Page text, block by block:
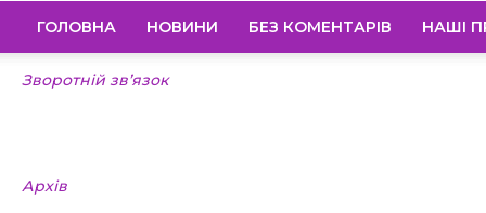
ГОЛОВНА НОВИНИ БЕЗ КОМЕНТАРІВ НАШІ
Зворотній зв’язок
Архів